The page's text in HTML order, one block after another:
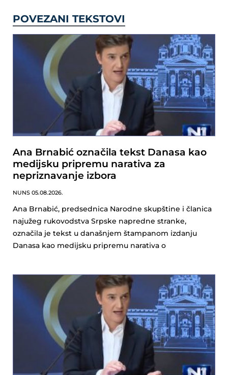
POVEZANI TEKSTOVI
Ana Brnabić označila tekst Danasa kao
medijsku pripremu narativa za
nepriznavanje izbora
NUNS 05.08.2026.
Ana Brnabić, predsednica Narodne skupštine i članica
najužeg rukovodstva Srpske napredne stranke,
označila je tekst u današnjem štampanom izdanju
Danasa kao medijsku pripremu narativa o